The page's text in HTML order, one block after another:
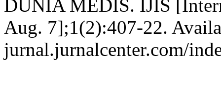
DUNIA MEDIS. IJIS
Aug. 7];1(2):407-22.
jurnal.jurnalcenter.com/